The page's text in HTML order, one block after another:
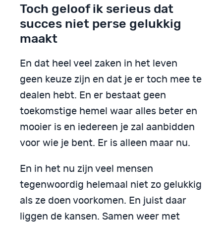
Toch geloof ik serieus dat
succes niet perse gelukkig
maakt
En dat heel veel zaken in het leven
geen keuze zijn en dat je er toch mee te
dealen hebt. En er bestaat geen
toekomstige hemel waar alles beter en
mooier is en iedereen je zal aanbidden
voor wie je bent. Er is alleen maar nu.
En in het nu zijn veel mensen
tegenwoordig helemaal niet zo gelukkig
als ze doen voorkomen. En juist daar
liggen de kansen. Samen weer met